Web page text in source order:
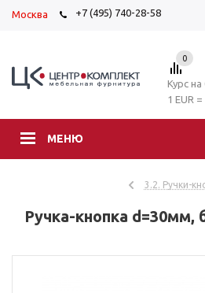
Москва +7 (495) 740-28-58
МЕНЮ
0
Курс на
1 EUR
3.2. Ручки-
Ручка-кнопка d=30мм,